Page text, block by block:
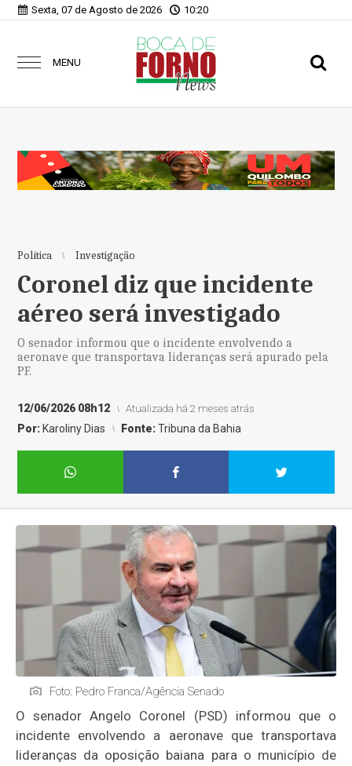
Sexta, 07 de Agosto de 2026 10:20
MENU
Política Investigação
Coronel diz que incidente
aéreo será investigado
O senador informou que o incidente envolvendo a
aeronave que transportava lideranças será apurado pela
PF.
12/06/2026 08h12 Atualizada há 2 meses atrás
Por: Karoliny Dias Fonte:Tribuna da Bahia
Foto: Pedro Franca/Agência Senado
O senador Angelo Coronel (PSD) informou que o
incidente envolvendo a aeronave que transportava
lideranças da oposição baiana para o município de